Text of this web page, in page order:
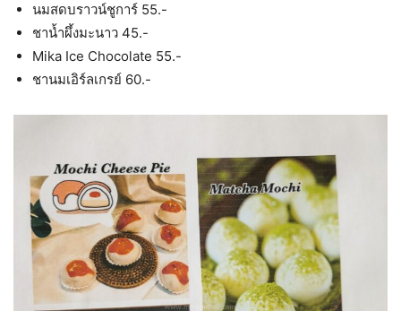
นมสดบราวน์ชูการ์ 55.-
ชาน้ำผึ้งมะนาว 45.-
Mika Ice Chocolate 55.-
ชานมเอิร์ลเกรย์ 60.-